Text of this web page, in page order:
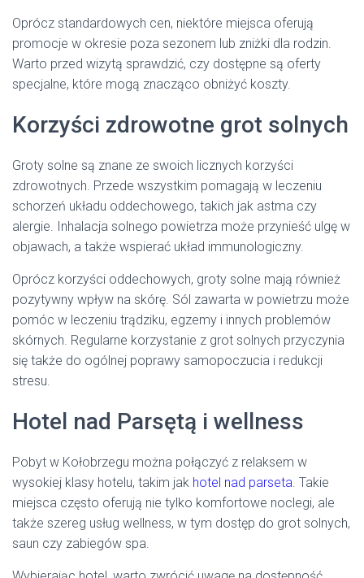
Oprócz standardowych cen, niektóre miejsca oferują
promocje w okresie poza sezonem lub zniżki dla rodzin.
Warto przed wizytą sprawdzić, czy dostępne są oferty
specjalne, które mogą znacząco obniżyć koszty.
Korzyści zdrowotne grot solnych
Groty solne są znane ze swoich licznych korzyści
zdrowotnych. Przede wszystkim pomagają w leczeniu
schorzeń układu oddechowego, takich jak astma czy
alergie. Inhalacja solnego powietrza może przynieść ulgę w
objawach, a także wspierać układ immunologiczny.
Oprócz korzyści oddechowych, groty solne mają również
pozytywny wpływ na skórę. Sól zawarta w powietrzu może
pomóc w leczeniu trądziku, egzemy i innych problemów
skórnych. Regularne korzystanie z grot solnych przyczynia
się także do ogólnej poprawy samopoczucia i redukcji
stresu.
Hotel nad Parsętą i wellness
Pobyt w Kołobrzegu można połączyć z relaksem w
wysokiej klasy hotelu, takim jak hotel nad parseta. Takie
miejsca często oferują nie tylko komfortowe noclegi, ale
także szereg usług wellness, w tym dostęp do grot solnych,
saun czy zabiegów spa.